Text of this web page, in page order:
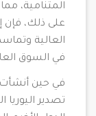
المتنامية،
على ذلك، فإن
العالية
في السوق
في حين
تصدير